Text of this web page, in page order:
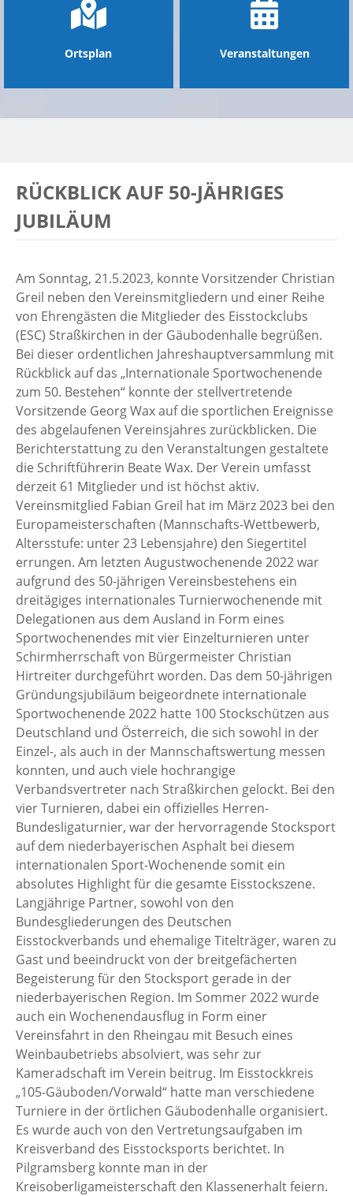
Ortsplan Veranstaltungen
RÜCKBLICK AUF 50-JÄHRIGES
JUBILÄUM
Am Sonntag, 21.5.2023, konnte Vorsitzender Christian
Greil neben den Vereinsmitgliedern und einer Reihe
von Ehrengästen die Mitglieder des Eisstockclubs
(ESC) Straßkirchen in der Gäubodenhalle begrüßen.
Bei dieser ordentlichen Jahreshauptversammlung mit
Rückblick auf das „Internationale Sportwochenende
zum 50. Bestehen“ konnte der stellvertretende
Vorsitzende Georg Wax auf die sportlichen Ereignisse
des abgelaufenen Vereinsjahres zurückblicken. Die
Berichterstattung zu den Veranstaltungen gestaltete
die Schriftführerin Beate Wax. Der Verein umfasst
derzeit 61 Mitglieder und ist höchst aktiv.
Vereinsmitglied Fabian Greil hat im März 2023 bei den
Europameisterschaften (Mannschafts-Wettbewerb,
Altersstufe: unter 23 Lebensjahre) den Siegertitel
errungen. Am letzten Augustwochenende 2022 war
aufgrund des 50-jährigen Vereinsbestehens ein
dreitägiges internationales Turnierwochenende mit
Delegationen aus dem Ausland in Form eines
Sportwochenendes mit vier Einzelturnieren unter
Schirmherrschaft von Bürgermeister Christian
Hirtreiter durchgeführt worden. Das dem 50-jährigen
Gründungsjubiläum beigeordnete internationale
Sportwochenende 2022 hatte 100 Stockschützen aus
Deutschland und Österreich, die sich sowohl in der
Einzel-, als auch in der Mannschaftswertung messen
konnten, und auch viele hochrangige
Verbandsvertreter nach Straßkirchen gelockt. Bei den
vier Turnieren, dabei ein offizielles Herren-
Bundesligaturnier, war der hervorragende Stocksport
auf dem niederbayerischen Asphalt bei diesem
internationalen Sport-Wochenende somit ein
absolutes Highlight für die gesamte Eisstockszene.
Langjährige Partner, sowohl von den
Bundesgliederungen des Deutschen
Eisstockverbands und ehemalige Titelträger, waren zu
Gast und beeindruckt von der breitgefächerten
Begeisterung für den Stocksport gerade in der
niederbayerischen Region. Im Sommer 2022 wurde
auch ein Wochenendausflug in Form einer
Vereinsfahrt in den Rheingau mit Besuch eines
Weinbaubetriebs absolviert, was sehr zur
Kameradschaft im Verein beitrug. Im Eisstockkreis
„105-Gäuboden/Vorwald“ hatte man verschiedene
Turniere in der örtlichen Gäubodenhalle organisiert.
Es wurde auch von den Vertretungsaufgaben im
Kreisverband des Eisstocksports berichtet. In
Pilgramsberg konnte man in der
Kreisoberligameisterschaft den Klassenerhalt feiern.